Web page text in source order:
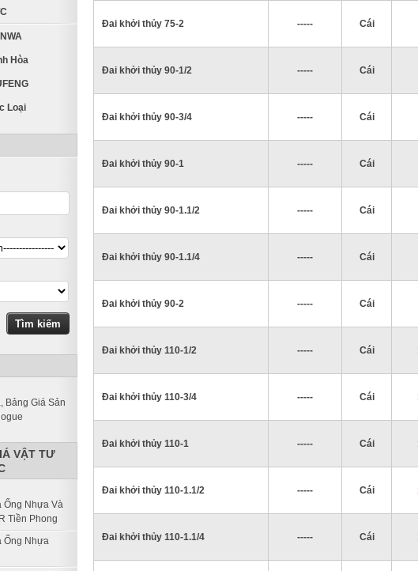
Đai khởi thủy 75-2 ----- Cái
Đai khởi thủy 90-1/2 ----- Cái
Đai khởi thủy 90-3/4 ----- Cái
Đai khởi thủy 90-1 ----- Cái
Đai khởi thủy 90-1.1/2 ----- Cái
Đai khởi thủy 90-1.1/4 ----- Cái
Đai khởi thủy 90-2 ----- Cái
Đai khởi thủy 110-1/2 ----- Cái
Đai khởi thủy 110-3/4 ----- Cái
Đai khởi thủy 110-1 ----- Cái
Đai khởi thủy 110-1.1/2 ----- Cái
Đai khởi thủy 110-1.1/4 ----- Cái
Hòa
Loại
Bảng Giá Sản
VẬT TƯ
Ống Nhựa Và
Tiền Phong
Ống Nhựa